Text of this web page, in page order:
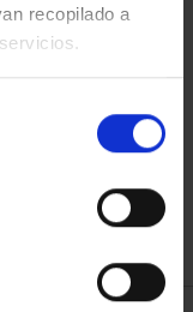
recopilado a